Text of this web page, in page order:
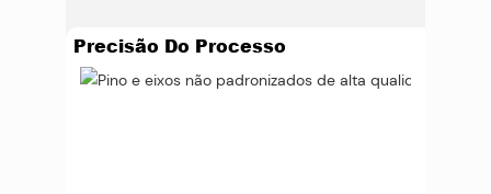
Precisão Do Processo